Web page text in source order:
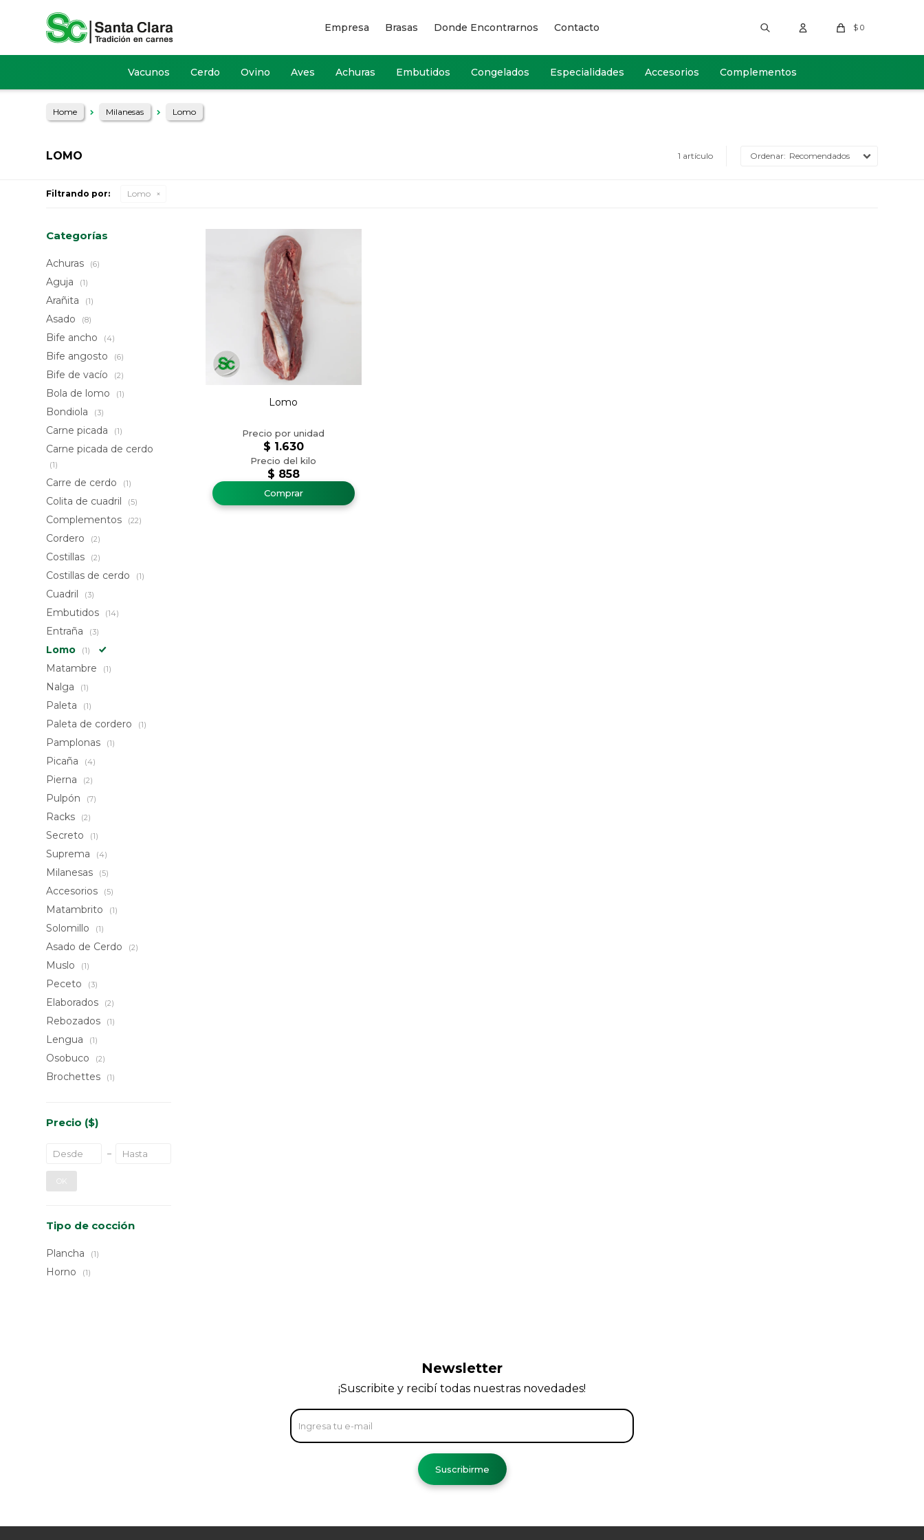
Vacunos Cerdo Ovino Aves Achuras Embutidos Congelados Especialidades Accesorios Complementos
$ 0
Empresa Brasas Donde Encontrarnos Contacto
Home Milanesas Lomo
LOMO 1 artículo Recomendados
Filtrando por: Lomo
Lomo
$ 858
$ 1.630
Categorías
Achuras (6)
Aguja (1)
Arañita (1)
Asado (8)
Bife ancho (4)
Bife angosto (6)
Bife de vacío (2)
Bola de lomo (1)
Bondiola (3)
Carne picada (1)
Carne picada de cerdo
(1)
Carre de cerdo (1)
Colita de cuadril (5)
Complementos (22)
Cordero (2)
Costillas (2)
Costillas de cerdo (1)
Cuadril (3)
Embutidos (14)
Entraña (3)
Lomo (1)
Matambre (1)
Nalga (1)
Paleta (1)
Paleta de cordero (1)
Pamplonas (1)
Picaña (4)
Pierna (2)
Pulpón (7)
Racks (2)
Secreto (1)
Suprema (4)
Milanesas (5)
Accesorios (5)
Matambrito (1)
Solomillo (1)
Asado de Cerdo (2)
Muslo (1)
Peceto (3)
Elaborados (2)
Rebozados (1)
Lengua (1)
Osobuco (2)
Brochettes (1)
Precio ($)
OK
Tipo de cocción
Plancha (1)
Horno (1)
Newsletter
¡Suscribite y recibí todas nuestras novedades!
Suscribirme